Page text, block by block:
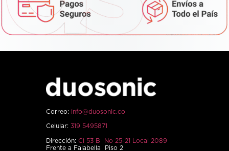
Correo: info@duosonic.co
Celular: 319 5495871
Dirección: Cl 53 B No 25-21 Local 2089
Frente a Falabella Piso 2